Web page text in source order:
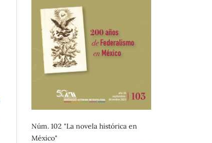
Núm. 102 "La novela histórica en
México"